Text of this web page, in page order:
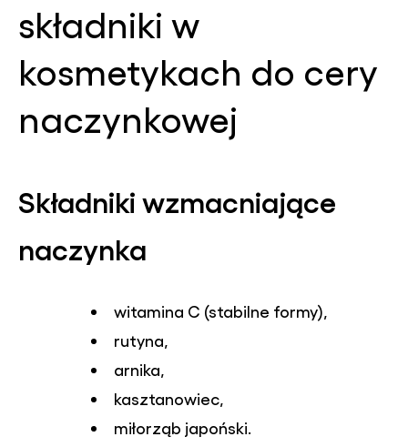
składniki w
kosmetykach do cery
naczynkowej
Składniki wzmacniające
naczynka
witamina C (stabilne formy),
rutyna,
arnika,
kasztanowiec,
miłorząb japoński.